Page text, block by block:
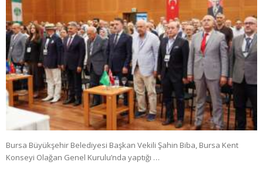
Bursa Büyükşehir Belediyesi Başkan Vekili Şahin Biba, Bursa Kent
Konseyi Olağan Genel Kurulu’nda yaptığı …